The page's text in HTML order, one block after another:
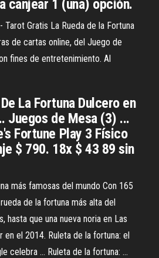
canjear 1 (una) opción.
Tarot Gratis La Rueda de la Fortuna
de cartas online, del Juego de
fines de entretenimiento. Al
La Fortuna Dulcero en
Juegos de Mesa (3) ...
Fortune Play 3 Físico
$ 790. 18x $ 43 89 sin
más famosas del mundo Con 165
de la fortuna más alta del
hasta que una nueva noria en Las
en el 2014. Ruleta de la fortuna: el
celebra ... Ruleta de la fortuna: ...